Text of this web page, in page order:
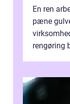
En ren
pæne
rengøring